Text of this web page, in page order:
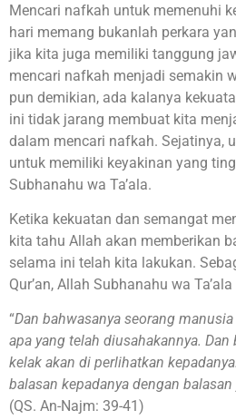
Mencari nafkah untuk memenuhi
hari memang bukanlah perkara
jika kita juga memiliki tanggung
mencari nafkah menjadi semakin
pun demikian, ada kalanya
ini tidak jarang membuat kita
dalam mencari nafkah. Sejatinya,
untuk memiliki keyakinan yang
Subhanahu wa Ta’ala.
Ketika kekuatan dan semangat
kita tahu Allah akan memberikan
selama ini telah kita lakukan.
Qur’an, Allah Subhanahu wa
“Dan bahwasanya seorang
apa yang telah diusaha­kan­nya.
kelak akan di perlihatkan
bala­san kepadanya dengan
(QS. An-Najm: 39-41)